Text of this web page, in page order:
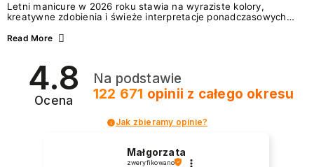
Letni manicure w 2026 roku stawia na wyraziste kolory,
kreatywne zdobienia i świeże interpretacje ponadczasowych
zarówno energetycznych odcieni inspirowanych wakacjami, jak
2026? Znajdź inspirację dla swojego manicure!
Read More
4.8
Ocena
Na podstawie
122 671 opinii z całego okresu
Jak zbieramy opinie?
Małgorzata
zweryfikowano